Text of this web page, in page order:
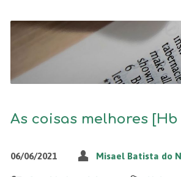
As coisas melhores [Hb
06/06/2021 Misael Batista do